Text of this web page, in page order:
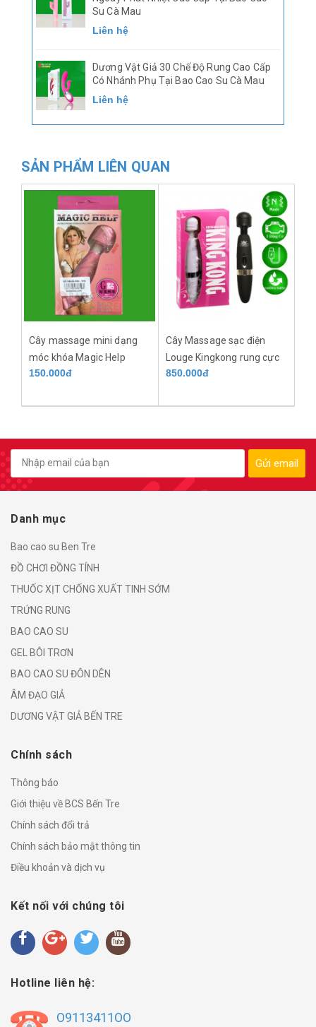
Su Cà Mau
Liên hệ
Dương Vật Giả 30 Chế Độ Rung Cao Cấp
Có Nhánh Phụ Tại Bao Cao Su Cà Mau
Liên hệ
SẢN PHẨM LIÊN QUAN
Cây massage mini dạng
móc khóa Magic Help
150.000đ
Cây Massage sạc điện
Louge Kingkong rung cực
mạnh kích thích điểm G tột
850.000đ
Gửi email
Danh mục
Bao cao su Ben Tre
ĐỒ CHƠI ĐỒNG TÍNH
THUỐC XỊT CHỐNG XUẤT TINH SỚM
TRỨNG RUNG
BAO CAO SU
GEL BÔI TRƠN
BAO CAO SU ĐÔN DÊN
ÂM ĐẠO GIẢ
DƯƠNG VẬT GIẢ BẾN TRE
Chính sách
Thông báo
Giới thiệu về BCS Bến Tre
Chính sách đổi trả
Chính sách bảo mật thông tin
Điều khoản và dịch vụ
Kết nối với chúng tôi
Hotline liên hệ:
O9113411OO